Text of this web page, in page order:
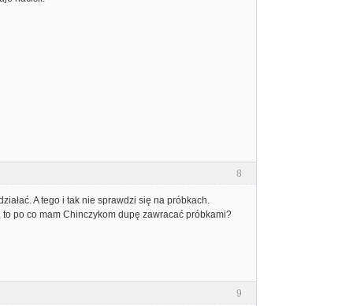
8
A tego i tak nie sprawdzi się na próbkach.
po co mam Chinczykom dupę zawracać próbkami?
9